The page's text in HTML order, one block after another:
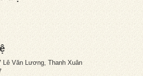
Lê Văn Lương, Thanh Xuân